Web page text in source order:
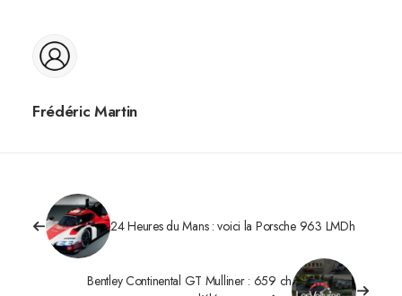
Frédéric Martin
24 Heures du Mans : voici la Porsche 963 LMDh
Bentley Continental GT Mulliner : 659 ch